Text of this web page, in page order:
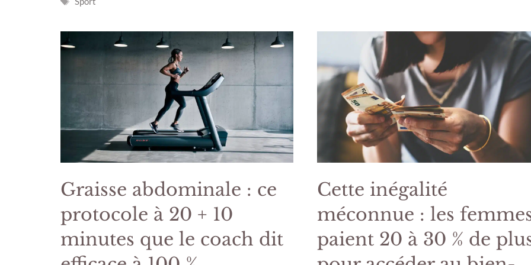
Graisse abdominale : ce
protocole à 20 + 10
minutes que le coach dit
Cette inégalité
méconnue : les
paient 20 à 30 % de